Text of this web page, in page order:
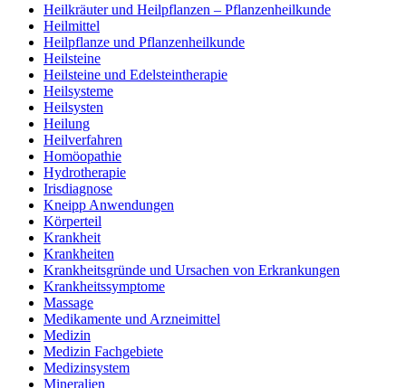
Heilkräuter und Heilpflanzen – Pflanzenheilkunde
Heilmittel
Heilpflanze und Pflanzenheilkunde
Heilsteine
Heilsteine und Edelsteintherapie
Heilsysteme
Heilsysten
Heilung
Heilverfahren
Homöopathie
Hydrotherapie
Irisdiagnose
Kneipp Anwendungen
Körperteil
Krankheit
Krankheiten
Krankheitsgründe und Ursachen von Erkrankungen
Krankheitssymptome
Massage
Medikamente und Arzneimittel
Medizin
Medizin Fachgebiete
Medizinsystem
Mineralien